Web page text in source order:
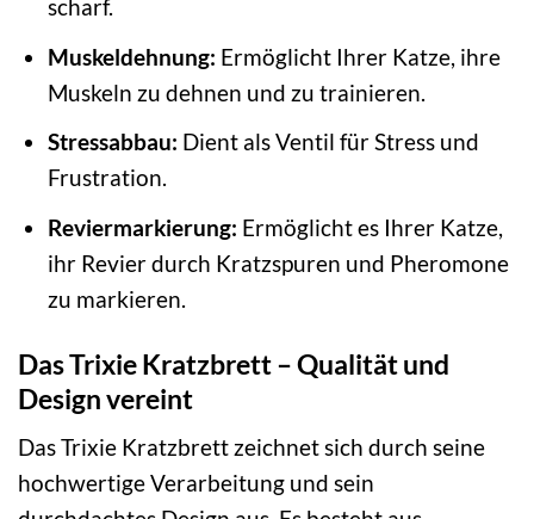
scharf.
Muskeldehnung: Ermöglicht Ihrer Katze, ihre
Muskeln zu dehnen und zu trainieren.
Stressabbau: Dient als Ventil für Stress und
Frustration.
Reviermarkierung: Ermöglicht es Ihrer Katze,
ihr Revier durch Kratzspuren und Pheromone
zu markieren.
Das Trixie Kratzbrett – Qualität und
Design vereint
Das Trixie Kratzbrett zeichnet sich durch seine
hochwertige Verarbeitung und sein